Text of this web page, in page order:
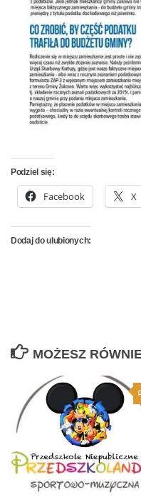
Podziel się:
Facebook X
Dodaj do ulubionych:
MOŻESZ